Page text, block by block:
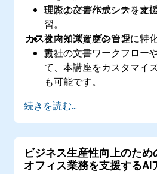
理およびガバナンスを支
実際の文書作成シナリオ
習。
社内知識資産の管理に特
動。
カスタマイズオプション
貴社の文書ワークフロー
て、本講座をカスタマイ
も可能です。
続きを読む...
ビジネス生産性向上のた
オフィス業務を支援するAI